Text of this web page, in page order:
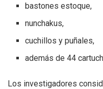
bastones estoque,
nunchakus,
cuchillos y puñales,
además de 44
Los investigadores